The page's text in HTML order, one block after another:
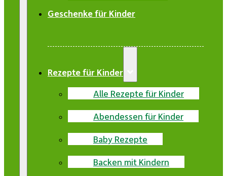
Geschenke für Kinder
Rezepte für Kinder
Alle Rezepte für Kinder
Abendessen für Kinder
Baby Rezepte
Backen mit Kindern